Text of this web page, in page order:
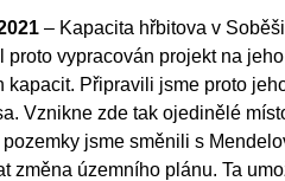
– Kapacita hřbitova v
proto vypracován projekt na
kapacit. Připravili jsme proto
Vznikne zde tak ojedinělé
pozemky jsme směnili s
změna územního plánu. Ta
Brno je městem
restaurace,
místem, kde si
různé
metropoli
rulety až po
příležitostné hráče. V...